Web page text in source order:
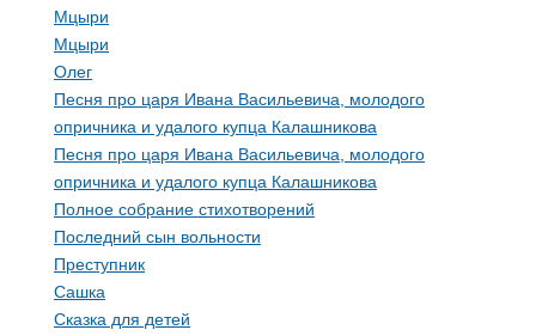
Мцыри
Мцыри
Олег
Песня про царя Ивана Васильевича, молодого
опричника и удалого купца Калашникова
Песня про царя Ивана Васильевича, молодого
опричника и удалого купца Калашникова
Полное собрание стихотворений
Последний сын вольности
Преступник
Сашка
Сказка для детей